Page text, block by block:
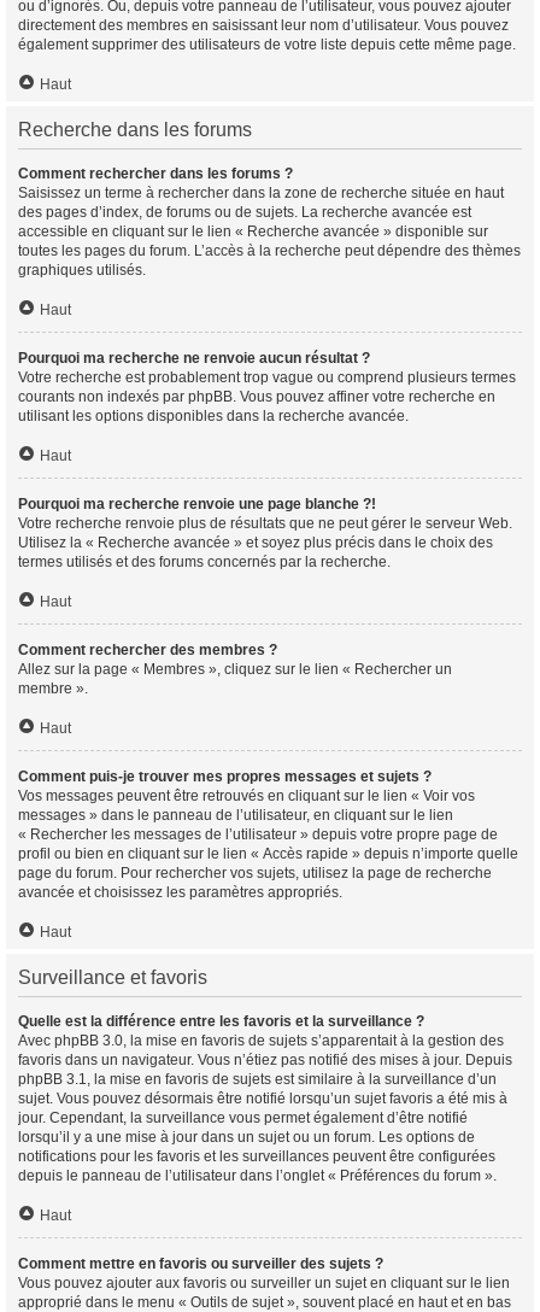
ou d’ignorés. Ou, depuis votre panneau de l’utilisateur, vous pouvez ajouter
directement des membres en saisissant leur nom d’utilisateur. Vous pouvez
également supprimer des utilisateurs de votre liste depuis cette même page.
Haut
Recherche dans les forums
Comment rechercher dans les forums ?
Saisissez un terme à rechercher dans la zone de recherche située en haut
des pages d’index, de forums ou de sujets. La recherche avancée est
accessible en cliquant sur le lien « Recherche avancée » disponible sur
toutes les pages du forum. L’accès à la recherche peut dépendre des thèmes
graphiques utilisés.
Haut
Pourquoi ma recherche ne renvoie aucun résultat ?
Votre recherche est probablement trop vague ou comprend plusieurs termes
courants non indexés par phpBB. Vous pouvez affiner votre recherche en
utilisant les options disponibles dans la recherche avancée.
Haut
Pourquoi ma recherche renvoie une page blanche ?!
Votre recherche renvoie plus de résultats que ne peut gérer le serveur Web.
Utilisez la « Recherche avancée » et soyez plus précis dans le choix des
termes utilisés et des forums concernés par la recherche.
Haut
Comment rechercher des membres ?
Allez sur la page « Membres », cliquez sur le lien « Rechercher un
membre ».
Haut
Comment puis-je trouver mes propres messages et sujets ?
Vos messages peuvent être retrouvés en cliquant sur le lien « Voir vos
messages » dans le panneau de l’utilisateur, en cliquant sur le lien
« Rechercher les messages de l’utilisateur » depuis votre propre page de
profil ou bien en cliquant sur le lien « Accès rapide » depuis n’importe quelle
page du forum. Pour rechercher vos sujets, utilisez la page de recherche
avancée et choisissez les paramètres appropriés.
Haut
Surveillance et favoris
Quelle est la différence entre les favoris et la surveillance ?
Avec phpBB 3.0, la mise en favoris de sujets s’apparentait à la gestion des
favoris dans un navigateur. Vous n’étiez pas notifié des mises à jour. Depuis
phpBB 3.1, la mise en favoris de sujets est similaire à la surveillance d’un
sujet. Vous pouvez désormais être notifié lorsqu’un sujet favoris a été mis à
jour. Cependant, la surveillance vous permet également d’être notifié
lorsqu’il y a une mise à jour dans un sujet ou un forum. Les options de
notifications pour les favoris et les surveillances peuvent être configurées
depuis le panneau de l’utilisateur dans l’onglet « Préférences du forum ».
Haut
Comment mettre en favoris ou surveiller des sujets ?
Vous pouvez ajouter aux favoris ou surveiller un sujet en cliquant sur le lien
approprié dans le menu « Outils de sujet », souvent placé en haut et en bas